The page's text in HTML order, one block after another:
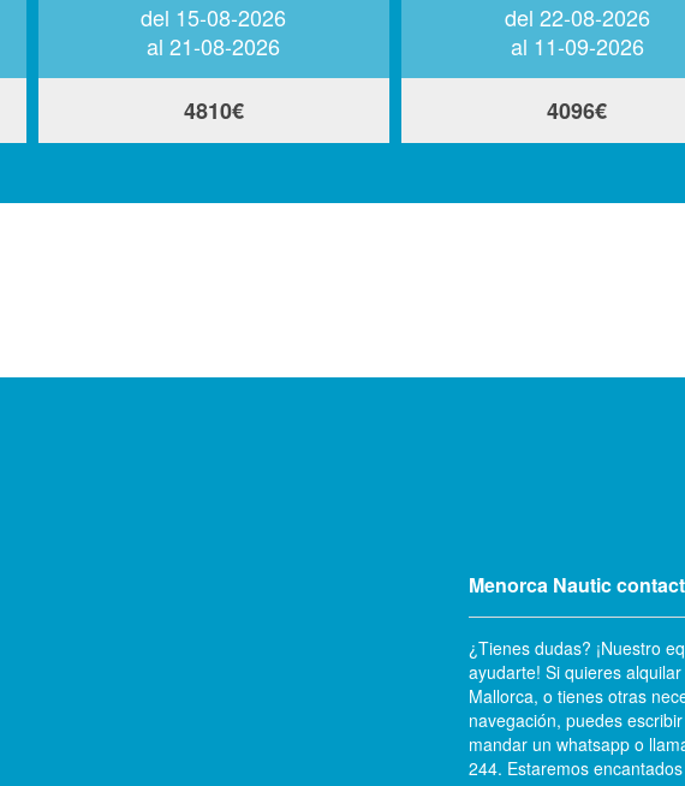
del 15-08-2026
al 21-08-2026
4810€
del 22-08-2026
al 11-09-2026
4096€
Menorca Nautic
¿Tienes dudas? ¡Nuestro
ayudarte! Si quieres
Mallorca, o tienes otras
navegación, puedes
mandar un whatsapp o
244. Estaremos